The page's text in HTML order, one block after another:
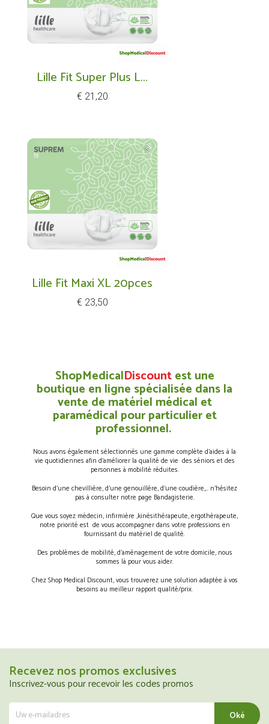
Lille Fit Super Plus L...
Prijs
€ 21,20
Lille Fit Maxi XL 20pces
Prijs
€ 23,50
ShopMedicalDiscountest une
boutique en ligne spécialisée dans la
vente de matériel médical et
paramédical pour particulier et
professionnel.
Nous avons également sélectionnés une gamme complète d’aides à la
vie quotidiennes afin d’améliorer la qualité de vie des séniors et des
personnes à mobilité réduites.
Besoin d’une chevillière, d’une genouillère, d’une coudière,… n’hésitez
pas à consulter notre page Bandagisterie.
Que vous soyez médecin, infirmière ,kinésithérapeute, ergothérapeute,
notre priorité est de vous accompagner dans votre professions en
fournissant du matériel de qualité.
Des problèmes de mobilité, d’aménagement de votre domicile, nous
sommes là pour vous aider.
Chez Shop Medical Discount, vous trouverez une solution adaptée à vos
besoins au meilleur rapport qualité/prix.
Recevez nos promos exclusives
Inscrivez-vous pour recevoir les codes promos